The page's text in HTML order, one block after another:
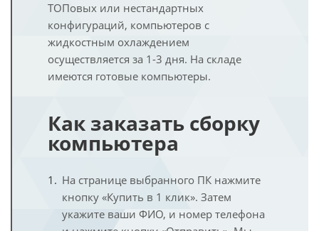
ТОПовых или нестандартных
конфигураций, компьютеров с
жидкостным охлаждением
осуществляется за 1-3 дня. На складе
имеются готовые компьютеры.
Как заказать сборку
компьютера
На странице выбранного ПК нажмите
кнопку «Купить в 1 клик». Затем
укажите ваши ФИО, и номер телефона